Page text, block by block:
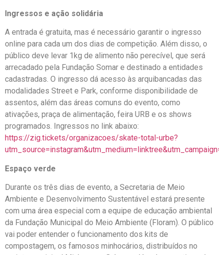
Ingressos e ação solidária
A entrada é gratuita, mas é necessário garantir o ingresso
online para cada um dos dias de competição. Além disso, o
público deve levar 1kg de alimento não perecível, que será
arrecadado pela Fundação Somar e destinado a entidades
cadastradas. O ingresso dá acesso às arquibancadas das
modalidades Street e Park, conforme disponibilidade de
assentos, além das áreas comuns do evento, como
ativações, praça de alimentação, feira URB e os shows
programados. Ingressos no link abaixo:
https://zig.tickets/organizacoes/skate-total-urbe?
Espaço verde
Durante os três dias de evento, a Secretaria de Meio
Ambiente e Desenvolvimento Sustentável estará presente
com uma área especial com a equipe de educação ambiental
da Fundação Municipal do Meio Ambiente (Floram). O público
vai poder entender o funcionamento dos kits de
compostagem, os famosos minhocários, distribuídos no